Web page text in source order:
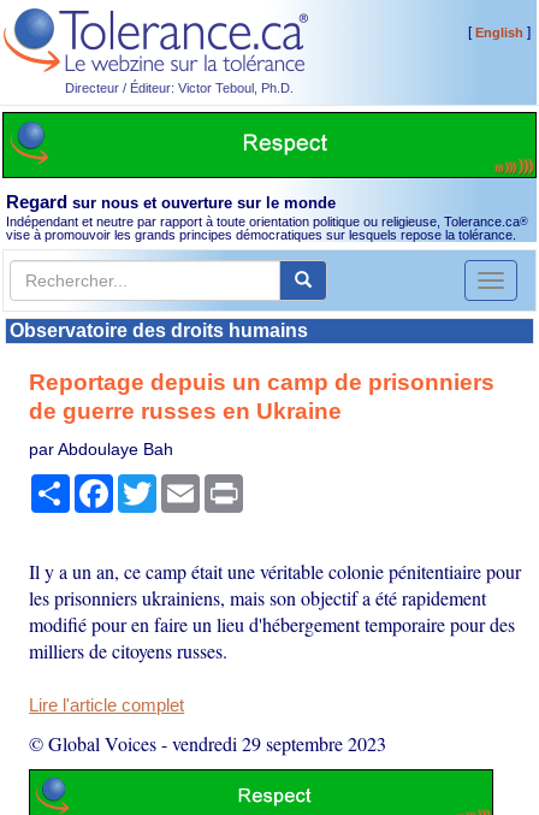
Directeur / Éditeur: Victor Teboul, Ph.D.
[English ]
Regard sur nous et ouverture sur le monde
Indépendant et neutre par rapport à toute orientation politique ou religieuse, Tolerance.ca®
vise à promouvoir les grands principes démocratiques sur lesquels repose la tolérance.
Toggle
Observatoire des droits humains
Reportage depuis un camp de prisonniers
de guerre russes en Ukraine
par Abdoulaye Bah
PartagerFacebook
TwitterEmail
Il y a un an, ce camp était une véritable colonie pénitentiaire pour
les prisonniers ukrainiens, mais son objectif a été rapidement
modifié pour en faire un lieu d'hébergement temporaire pour des
milliers de citoyens russes.
Lire l'article complet
© Global Voices-vendredi 29 septembre 2023